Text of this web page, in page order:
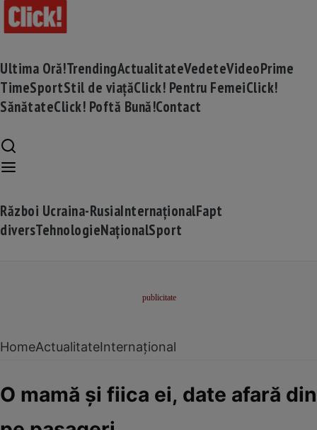
Ultima Oră!TrendingActualitateVedeteVideoPrime
TimeSportStil de viațăClick! Pentru FemeiClick!
SănătateClick! Poftă Bună!Contact
Război Ucraina-RusiaInternaționalFapt
diversTehnologieNaționalSport
HomeActualitateInternațional
O mamă şi fiica ei, date afară